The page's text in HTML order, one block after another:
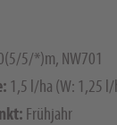
5/*)m, NW701
1,5 l/ha (W: 1,25 l/
Frühjahr